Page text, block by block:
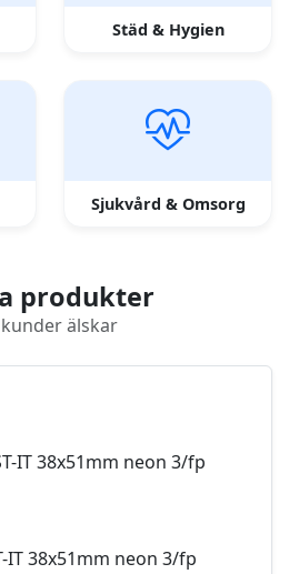
Städ & Hygien
Sjukvård & Omsorg
produkter
älskar
IT 38x51mm neon 3/fp